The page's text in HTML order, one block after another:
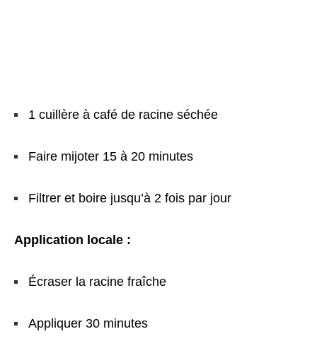
1 cuillère à café de racine séchée
Faire mijoter 15 à 20 minutes
Filtrer et boire jusqu’à 2 fois par jour
Application locale :
Écraser la racine fraîche
Appliquer 30 minutes